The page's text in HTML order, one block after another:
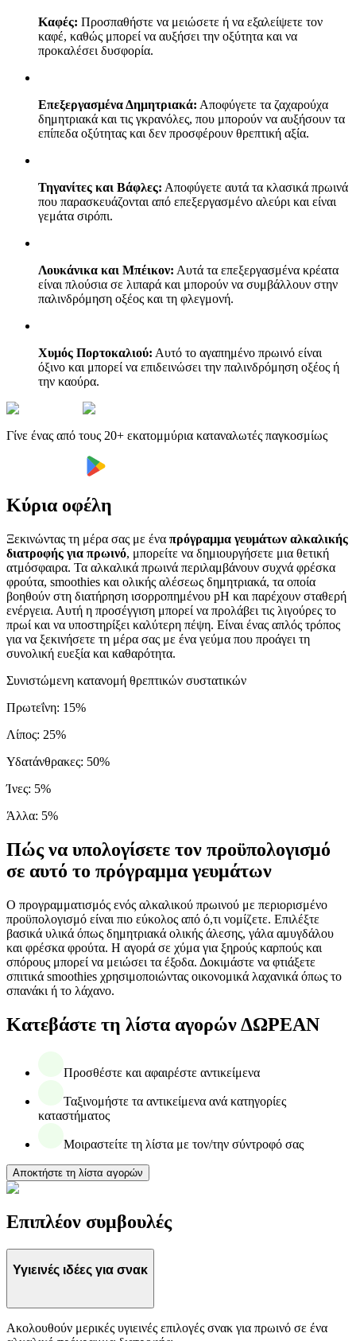
Καφές: Προσπαθήστε να μειώσετε ή να εξαλείψετε τον
καφέ, καθώς μπορεί να αυξήσει την οξύτητα και να
προκαλέσει δυσφορία.
Επεξεργασμένα Δημητριακά: Αποφύγετε τα ζαχαρούχα
δημητριακά και τις γκρανόλες, που μπορούν να αυξήσουν τα
επίπεδα οξύτητας και δεν προσφέρουν θρεπτική αξία.
Τηγανίτες και Βάφλες: Αποφύγετε αυτά τα κλασικά πρωινά
που παρασκευάζονται από επεξεργασμένο αλεύρι και είναι
γεμάτα σιρόπι.
Λουκάνικα και Μπέικον: Αυτά τα επεξεργασμένα κρέατα
είναι πλούσια σε λιπαρά και μπορούν να συμβάλλουν στην
παλινδρόμηση οξέος και τη φλεγμονή.
Χυμός Πορτοκαλιού: Αυτό το αγαπημένο πρωινό είναι
όξινο και μπορεί να επιδεινώσει την παλινδρόμηση οξέος ή
την καούρα.
Γίνε ένας από τους 20+ εκατομμύρια καταναλωτές παγκοσμίως
Κύρια οφέλη
Ξεκινώντας τη μέρα σας με ένα πρόγραμμα γευμάτων αλκαλικής
διατροφής για πρωινό, μπορείτε να δημιουργήσετε μια θετική
ατμόσφαιρα. Τα αλκαλικά πρωινά περιλαμβάνουν συχνά φρέσκα
φρούτα, smoothies και ολικής αλέσεως δημητριακά, τα οποία
βοηθούν στη διατήρηση ισορροπημένου pH και παρέχουν σταθερή
ενέργεια. Αυτή η προσέγγιση μπορεί να προλάβει τις λιγούρες το
πρωί και να υποστηρίξει καλύτερη πέψη. Είναι ένας απλός τρόπος
για να ξεκινήσετε τη μέρα σας με ένα γεύμα που προάγει τη
συνολική ευεξία και καθαρότητα.
Συνιστώμενη κατανομή θρεπτικών συστατικών
Πρωτεΐνη: 15%
Λίπος: 25%
Υδατάνθρακες: 50%
Ίνες: 5%
Άλλα: 5%
Πώς να υπολογίσετε τον προϋπολογισμό
σε αυτό το πρόγραμμα γευμάτων
Ο προγραμματισμός ενός αλκαλικού πρωινού με περιορισμένο
προϋπολογισμό είναι πιο εύκολος από ό,τι νομίζετε. Επιλέξτε
βασικά υλικά όπως δημητριακά ολικής άλεσης, γάλα αμυγδάλου
και φρέσκα φρούτα. Η αγορά σε χύμα για ξηρούς καρπούς και
σπόρους μπορεί να μειώσει τα έξοδα. Δοκιμάστε να φτιάξετε
σπιτικά smoothies χρησιμοποιώντας οικονομικά λαχανικά όπως το
σπανάκι ή το λάχανο.
Κατεβάστε τη λίστα αγορών ΔΩΡΕΑΝ
Προσθέστε και αφαιρέστε αντικείμενα
Ταξινομήστε τα αντικείμενα ανά κατηγορίες
καταστήματος
Μοιραστείτε τη λίστα με τον/την σύντροφό σας
Αποκτήστε τη λίστα αγορών
Επιπλέον συμβουλές
Υγιεινές ιδέες για σνακ
Ακολουθούν μερικές υγιεινές επιλογές σνακ για πρωινό σε ένα